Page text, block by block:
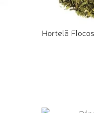
Hortelã